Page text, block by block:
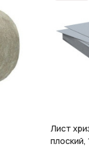
Лист
плоский,